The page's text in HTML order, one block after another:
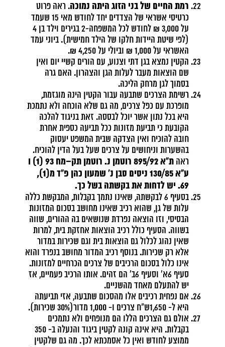
רמת החיים של בני הזוג היתה נמוכה. ראה פרוט
כרטיסי אשראי של הצדדים יחד לחודש מאי 15 שעמד
על 3,000 ₪ לחודש לכל המשפחה-2 בגירים וילד בן 4
(לפי שיטת היידות חלקו של הילד חמישית). ביוני עמד
האשראי על 1,000 ₪ וביולי על 4,250 ₪.
הקטין נמצא בגן דתי וצנוע, עם הורים קשיי יום ואין
שם הוצאות מעבר לעלות הגן והצהרון. האם גרה
בסמוך לגן מרחק הליכה.
רשימת הצרכים שתבעה עבור הקטין הינה מוגזמת,
מופרכת עם כפל צרכים, מה גם שלא הוכחה ולא נתמכת
היא בכל נתון אשר יוכל לבססה. זאת בניגוד להלכה
הקובעת כי תביעת מזונות ככל תביעה כספית אחרת
חובה להוכיח ואין הצדקה שבית המשפט יעסוק
בהשערות וניחושים על צרכים שעל בעל הדין להוכיח.
ראה ת"א 895/92 רוטמן נ. רוטמן תק –
מח 93 (1) ו
ע"א 130/85 ניסים סבן נ' שמעון כהן פ"ד מ(1),
69. יש לדחות את בקשתה בשל כך.
בסעיף 6 לבקשתה, שאינו נתמך בקבלות, המבקשת כללה
עלות של גן, שהוא רכיב שאינו מחושב בסכום המזונות
הבסיסי, וזו הוצאה נפרדת שנושאים בה ההורים, שווה
בשווה. הסעיף כולל רכיב הוצאות אחזקת בית, למרות
שאין נהוג לכלול גם הוצאות בית וגם שכירות במדור
אלא רק שכירות. בנוסף רכיב המדור מחושב בנפרד והוא
אינו כלול בסכום הרכיבים של צרכים הכרחיים למזונות.
סעיף 6א' וסעיף 6ב' הם זהים. אותו הרכיב פעמיים, אז
יש להתעלם מאחד מהשניים.
אם נפחית רכיבים אלו מהסכום שתבעה, אזי תביעתה
היא ל- 1,650ש"ח צרכים ו- 1,000 מדור(30% שכירות).
אולם גם הצרכים הללו הם מנופחים ולא נתמכים
בקבלות. היא אינה קונה לקטין ביגוד והנעלה ב- 350
ממוצע לחודש ואין כל אסמכתא לכך. מה גם שלקטין